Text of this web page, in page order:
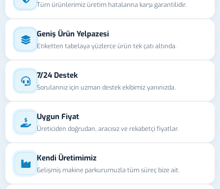
Tüm ürünlerimiz üretim hatalarına karşı garantilidir.
Geniş Ürün Yelpazesi
Etiketten tabelaya yüzlerce ürün tek çatı altında.
7/24 Destek
Sorularınız için uzman destek ekibimiz yanınızda.
Uygun Fiyat
Üreticiden doğrudan, aracısız ve rekabetçi fiyatlar.
Kendi Üretimimiz
Gelişmiş makine parkurumuzla tüm süreç bize ait.